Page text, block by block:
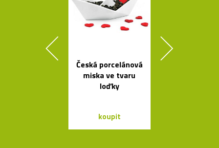
Česká porcelánová
miska ve tvaru
loďky
koupit